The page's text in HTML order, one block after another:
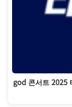
god 콘서트 2025